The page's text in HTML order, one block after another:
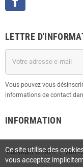
LETTRE
Vous pouvez vous
informations de contact
INFORMATION
Copyright © 2024 | VBA -
Ce site utilise des
vous acceptez